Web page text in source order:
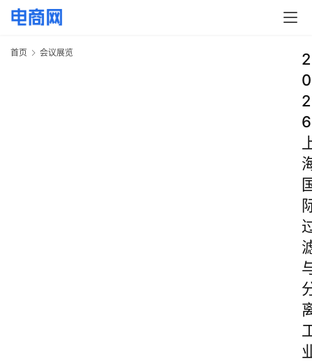
首页 会议展览
2
0
2
6